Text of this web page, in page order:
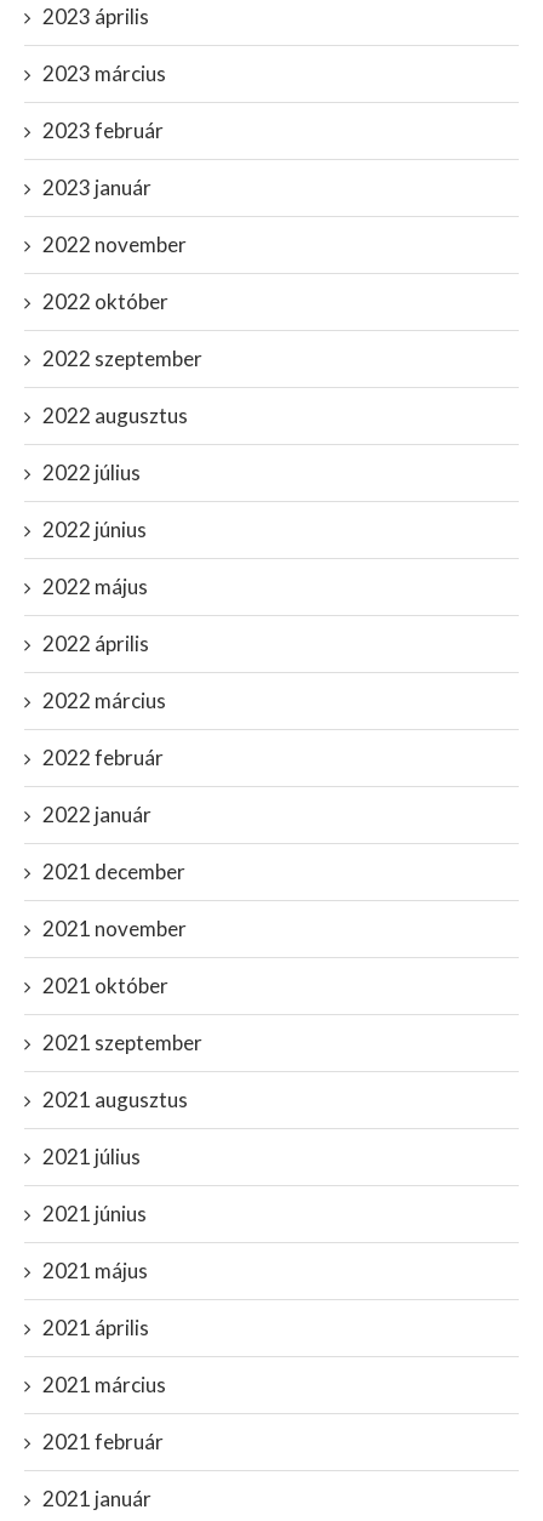
2023 április
2023 március
2023 február
2023 január
2022 november
2022 október
2022 szeptember
2022 augusztus
2022 július
2022 június
2022 május
2022 április
2022 március
2022 február
2022 január
2021 december
2021 november
2021 október
2021 szeptember
2021 augusztus
2021 július
2021 június
2021 május
2021 április
2021 március
2021 február
2021 január